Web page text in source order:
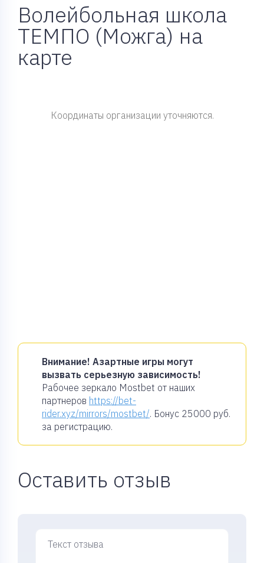
Волейбольная школа
ТЕМПО (Можга) на
карте
Координаты организации уточняются.
Внимание! Азартные игры могут
вызвать серьезную зависимость!
Рабочее зеркало Mostbet от наших
партнеров https://bet-
rider.xyz/mirrors/mostbet/. Бонус 25000 руб.
за регистрацию.
Оставить отзыв